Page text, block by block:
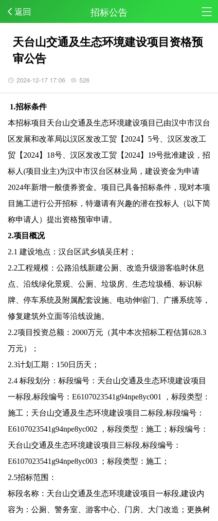
返回 招标公告
天台山交通及生态环境建设项目资格预
审公告
2024-12-17 17:06 526
1.招标条件
本招标项目天台山交通及生态环境建设项目已由汉中市汉台
区发展和改革局以汉区发改工贸【2024】5号、汉区发改工
贸【2024】18号、汉区发改工贸【2024】19号批准建设，招
标人(项目业主)为汉中市汉台区林业局，建设资金为申请
2024年新增一般债券资金。项目已具备招标条件，现对本项
目施工进行公开招标，特邀请有兴趣的潜在投标人（以下简
称申请人）提出资格预审申请。
2.项目概况
2.1 建设地点：汉台区武乡镇吴庄村；
2.2工程规模：公路沿线新建公厕、改造升级游客临时休息
点、沿线绿化景观、公厕、垃圾房、生态垃圾桶、标识标
牌、停车系统及附属配套设施、电动伸缩门、广播系统等，
修复建筑外立面等沿线设施。
2.2项目投资总额：2000万元（其中本次招标工程估算628.3
万元）；
2.3计划工期：150日历天；
2.4 标段划分：标段编号：天台山交通及生态环境建设项目
一标段,标段编号：E6107023541g94npe8yc001 ，标段类型：
施工；天台山交通及生态环境建设项目二标段,标段编号：
E6107023541g94npe8yc002 ，标段类型：施工；标段编号：
天台山交通及生态环境建设项目三标段,标段编号：
E6107023541g94npe8yc003 ；标段类型：施工；
2.5招标范围：
标段名称：天台山交通及生态环境建设项目一标段,建设内
容为：公厕、警务室、游客中心、门房、大门改造；更换树